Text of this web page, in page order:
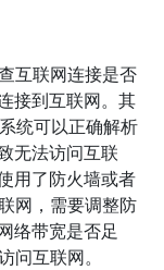
互联网连接是否
接到互联网。其
统可以正确解析
无法访问互联
用了防火墙或者
网，需要调整防
络带宽是否足
问互联网。